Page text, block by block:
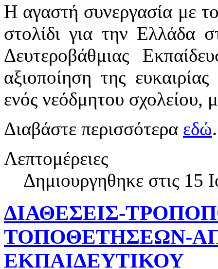
Η αγαστή συνεργασία με
στολίδι για την Ελλάδα
Δευτεροβάθμιας
αξιοποίηση της
ενός νεόδμητου σχολείου,
Διαβάστε περισσότερα εδώ.
Λεπτομέρειες
Δημιουργηθηκε στις 15
ΔΙΑΘΕΣΕΙΣ-
ΤΟΠΟΘΕΤΗΣΕΩΝ-
ΕΚΠΑΙΔΕΥΤΙΚΟΥ